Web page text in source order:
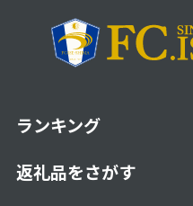
ランキング
返礼品をさがす